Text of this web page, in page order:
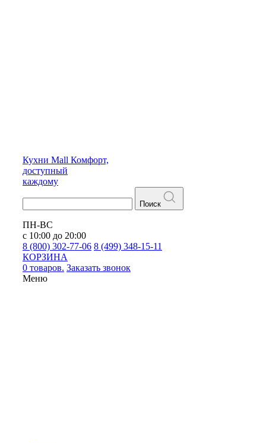
Кухни Mall Комфорт,
доступный
каждому
Поиск
ПН-ВС
с 10:00 до 20:00
8 (800) 302-77-06 8 (499) 348-15-11
КОРЗИНА
0 товаров. Заказать звонок
Меню